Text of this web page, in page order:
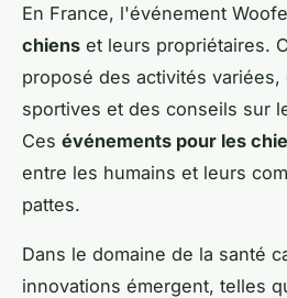
En France, l'événement
chiens et leurs propriétaires.
proposé des activités
sportives et des conseils sur
Ces événements pour les
entre les humains et leurs
pattes.
Dans le domaine de la santé
innovations émergent, telles